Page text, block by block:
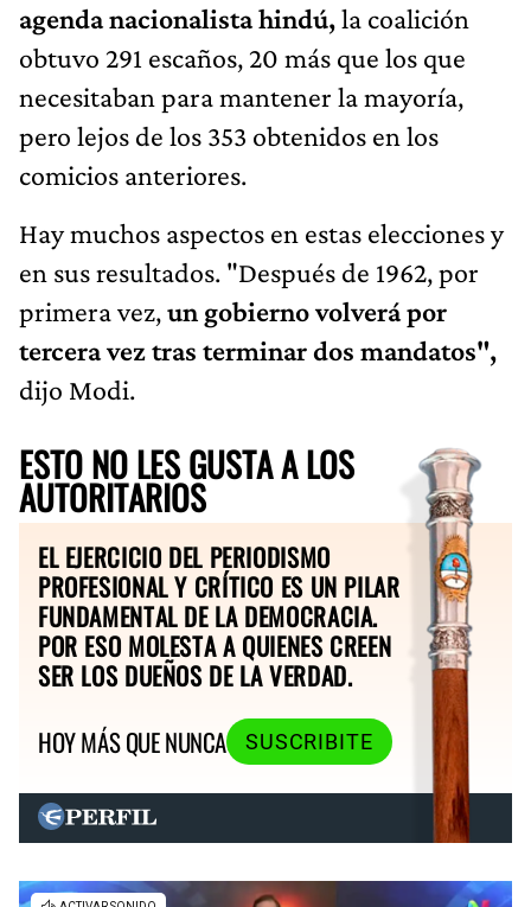
agenda nacionalista hindú,la coalición
obtuvo 291 escaños, 20 más que los que
necesitaban para mantener la mayoría,
pero lejos de los 353 obtenidos en los
comicios anteriores.
Hay muchos aspectos en estas elecciones y
en sus resultados. "Después de 1962, por
primera vez,un gobierno volverá por
tercera vez tras terminar dos mandatos",
dijo Modi.
ESTO NO LES GUSTA A LOS
AUTORITARIOS
EL EJERCICIO DEL PERIODISMO
PROFESIONAL Y CRÍTICO ES UN PILAR
FUNDAMENTAL DE LA DEMOCRACIA.
POR ESO MOLESTA A QUIENES CREEN
SER LOS DUEÑOS DE LA VERDAD.
HOY MÁS QUE NUNCA
SUSCRIBITE